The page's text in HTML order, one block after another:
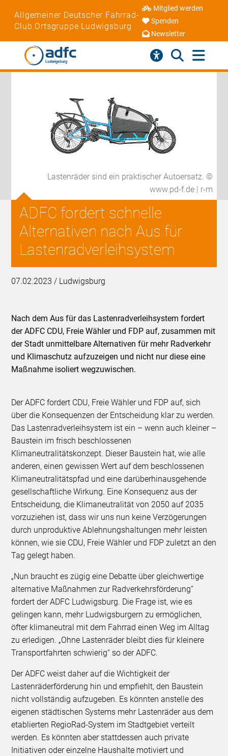
Allgemeiner Deutscher Fahrrad-
Club Ortsgruppe Ludwigsburg
Mitglied werden
Spenden
Newsletter
Lastenräder sind ein praktischer Autoersatz. ©
www.pd-f.de | r-m
ADFC fordert schnelle
Alternativen nach Aus für
Lastenradverleihsystem
07.02.2023 / Ludwigsburg
Nach dem Aus für das Lastenradverleihsystem fordert
der ADFC CDU, Freie Wähler und FDP auf, zusammen mit
der Stadt unmittelbare Alternativen für mehr Radverkehr
und Klimaschutz aufzuzeigen und nicht nur diese eine
Maßnahme isoliert wegzuwischen.
Der ADFC fordert CDU, Freie Wähler und FDP auf, sich
über die Konsequenzen der Entscheidung klar zu werden.
Das Lastenradverleihsystem ist ein – wenn auch kleiner –
Baustein im frisch beschlossenen
Klimaneutralitätskonzept. Dieser Baustein hat, wie alle
anderen, einen gewissen Wert auf dem beschlossenen
Klimaneutralitätspfad und eine darüberhinausgehende
gesellschaftliche Wirkung. Eine Konsequenz aus der
Entscheidung, die Klimaneutralität von 2050 auf 2035
vorzuziehen ist, dass wir uns nun keine Verzögerungen
durch unproduktive Ablehnungshaltungen mehr leisten
können, wie sie CDU, Freie Wähler und FDP zuletzt an den
Tag gelegt haben.
„Nun braucht es zügig eine Debatte über gleichwertige
alternative Maßnahmen zur Radverkehrsförderung“
fordert der ADFC Ludwigsburg. Die Frage ist, wie es
gelingen kann, mehr Ludwigsburgern zu ermöglichen,
öfter klimaneutral mit dem Fahrrad einen Weg im Alltag
zu erledigen. „Ohne Lastenräder bleibt dies für kleinere
Transportfahrten schwierig“ so der ADFC.
Der ADFC weist daher auf die Wichtigkeit der
Lastenräderförderung hin und empfiehlt, den Baustein
nicht vollständig aufzugeben. Es könnten anstelle des
eigenen städtischen Systems mehr Lastenräder aus dem
etablierten RegioRad-System im Stadtgebiet verteilt
werden. Es könnten aber stattdessen auch private
Initiativen oder einzelne Haushalte motiviert und